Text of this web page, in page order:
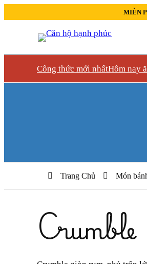
Công thức mới nhấtHôm nay
Trang Chủ Món
Crumble